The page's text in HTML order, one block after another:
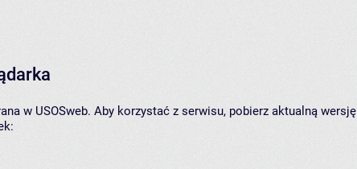
w USOSweb. Aby korzystać z serwisu, pobierz aktualną wersję